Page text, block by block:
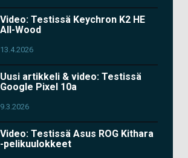
Video: Testissä Keychron K2 HE
All-Wood
13.4.2026
Uusi artikkeli & video: Testissä
Google Pixel 10a
9.3.2026
Video: Testissä Asus ROG Kithara
-pelikuulokkeet